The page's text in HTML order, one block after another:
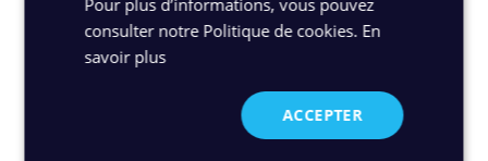
archives dans des centres d’archivage
sécurisés, avec une consultation possible
Pour plus d’informations, vous pouvez
consulter notre Politique de cookies. En
savoir plus
ACCEPTER